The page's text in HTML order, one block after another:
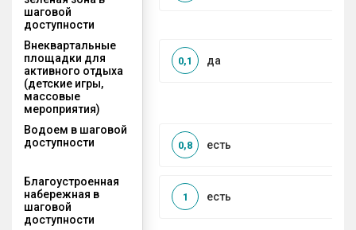
шаговой
доступности
Внеквартальные
площадки для
активного отдыха
(детские игры,
массовые
мероприятия)
да
0,1
Водоем в шаговой
доступности
есть
0,8
Благоустроенная
набережная в
шаговой
доступности
есть
1